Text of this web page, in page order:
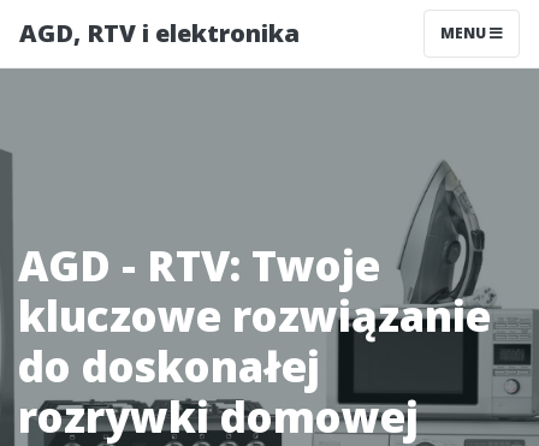
AGD, RTV i elektronika MENU
AGD - RTV: Twoje
kluczowe rozwiązanie
do doskonałej
rozrywki domowej